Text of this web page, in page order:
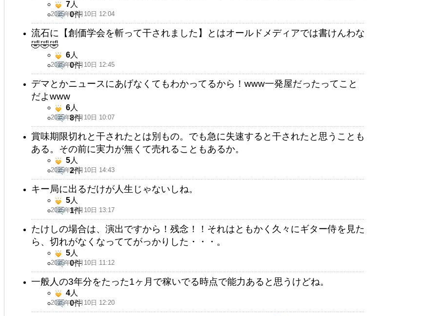
2025年07月10日 12:04
7人
0件
流石に【創価学会を斬って干されました】とはオールドメディアでは書けんわな
🤣🤣🤣
2025年07月10日 12:45
6人
0件
デマとかニュースにあげなくてもわかってるから！www一発屋だったってこと
だよwww
2025年07月10日 10:07
6人
8件
賞味期限切れと干されたとは別もの。でも急に失速すると干されたと思うことも
ある。その前に実力が無くて売れることもあるか。
2025年07月10日 14:43
5人
2件
キー局に出るだけが人生じゃないしね。
2025年07月10日 13:17
5人
1件
たけしの場合は、演出ですから！残念！！それはともかく久々にギター侍を見た
ら、切れがなくなっててがっかりした・・・。
2025年07月10日 11:12
5人
0件
一般人の3年分をたった1ヶ月で稼いでる時点で能力あると思うけどね。
2025年07月10日 12:20
4人
0件